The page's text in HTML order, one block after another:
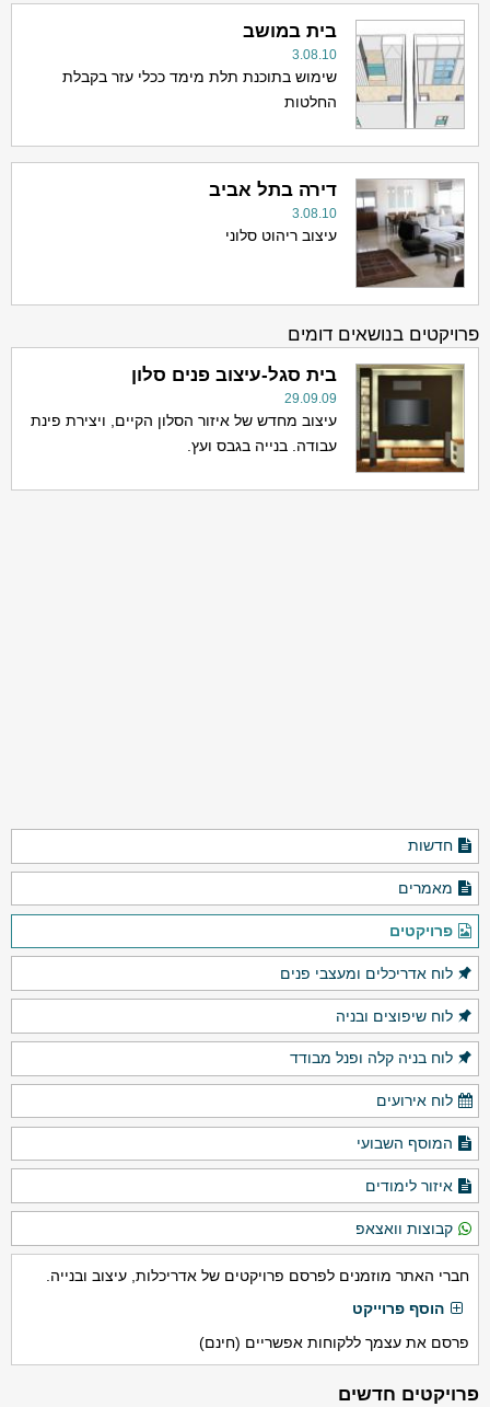
בית במושב
3.08.10
שימוש בתוכנת תלת מימד ככלי עזר בקבלת
החלטות
דירה בתל אביב
3.08.10
עיצוב ריהוט סלוני
פרויקטים בנושאים דומים
בית סגל-עיצוב פנים סלון
29.09.09
עיצוב מחדש של איזור הסלון הקיים, ויצירת פינת
עבודה. בנייה בגבס ועץ.
חדשות
מאמרים
פרויקטים
לוח אדריכלים ומעצבי פנים
לוח שיפוצים ובניה
לוח בניה קלה ופנל מבודד
לוח אירועים
המוסף השבועי
איזור לימודים
קבוצות וואצאפ
חברי האתר מוזמנים לפרסם פרויקטים של אדריכלות, עיצוב ובנייה.
הוסף פרוייקט
פרסם את עצמך ללקוחות אפשריים (חינם)
פרויקטים חדשים